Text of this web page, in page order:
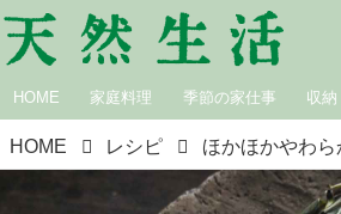
HOME 家庭料理 季節の家仕事 収納
HOME レシピ